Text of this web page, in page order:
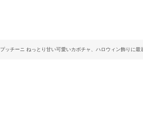
プッチーニ ねっとり甘い可愛いカボチャ、ハロウィン飾りに最